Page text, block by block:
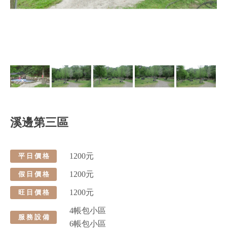
溪邊第三區
平 日 價 格 1200元
假 日 價 格 1200元
旺 日 價 格 1200元
服 務 設 備
4帳包小區
6帳包小區